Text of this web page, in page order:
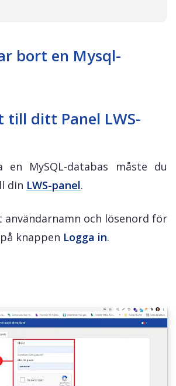
bort en Mysql-
till ditt Panel LWS-
MySQL-databas måste du
din LWS-panel.
användarnamn och lösenord för
knappen Logga in.